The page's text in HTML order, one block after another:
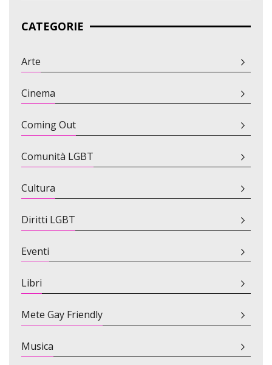
CATEGORIE
Arte
Cinema
Coming Out
Comunità LGBT
Cultura
Diritti LGBT
Eventi
Libri
Mete Gay Friendly
Musica